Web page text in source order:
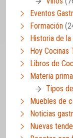
Eventos
Formación
Historia de
Hoy Cocinas
Libros de
Materia
Tipos
Muebles de
Noticias
Nuevas